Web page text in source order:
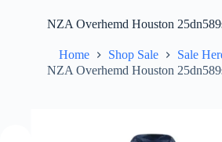
NZA Overhemd Houston
Home Shop Sale
Sale
NZA Overhemd Houston